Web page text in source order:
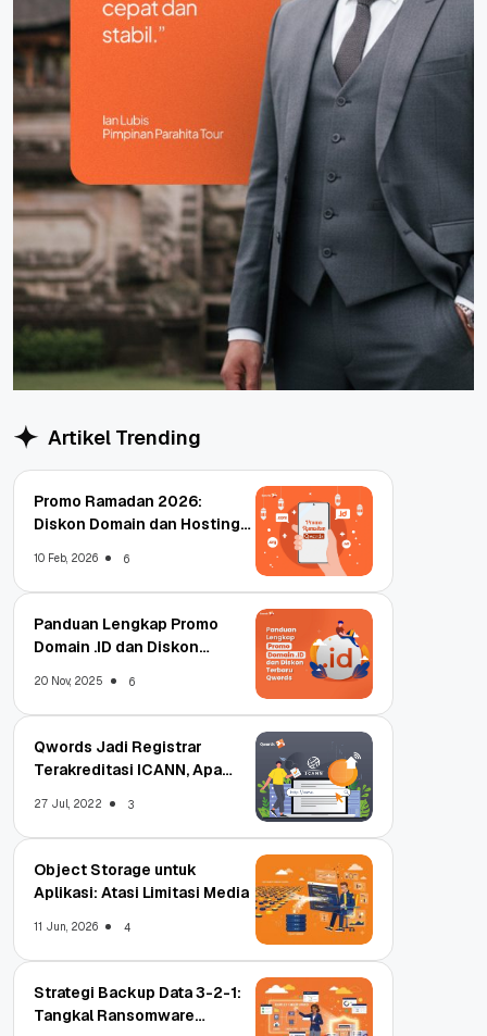
Artikel Trending
Promo Ramadan 2026:
Diskon Domain dan Hosting
10 Feb, 2026 6
Panduan Lengkap Promo
Domain .ID dan Diskon
20 Nov, 2025 6
Qwords Jadi Registrar
Terakreditasi ICANN, Apa
27 Jul, 2022 3
Object Storage untuk
Aplikasi: Atasi Limitasi Media
11 Jun, 2026 4
Strategi Backup Data 3-2-1:
Tangkal Ransomware